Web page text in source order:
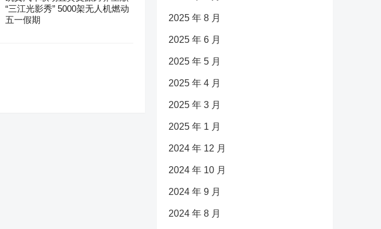
“三江光影秀” 5000架无人机燃动
五一假期
2025 年 8 月
2025 年 6 月
2025 年 5 月
2025 年 4 月
2025 年 3 月
2025 年 1 月
2024 年 12 月
2024 年 10 月
2024 年 9 月
2024 年 8 月